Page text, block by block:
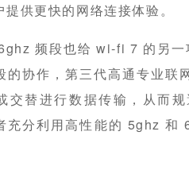
供更快的网络连接体验。
频段也给 wi-fi 7 的另一
的协作，第三代高通专业联
交替进行数据传输，从而
充分利用高性能的 5ghz 和